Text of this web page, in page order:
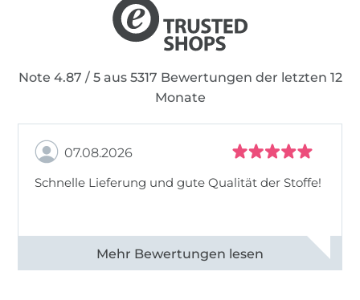
Note 4.87 / 5 aus 5317 Bewertungen der letzten 12
Monate
07.08.2026
Schnelle Lieferung und gute Qualität der Stoffe!
Alle 82990 Bewertungen ansehen